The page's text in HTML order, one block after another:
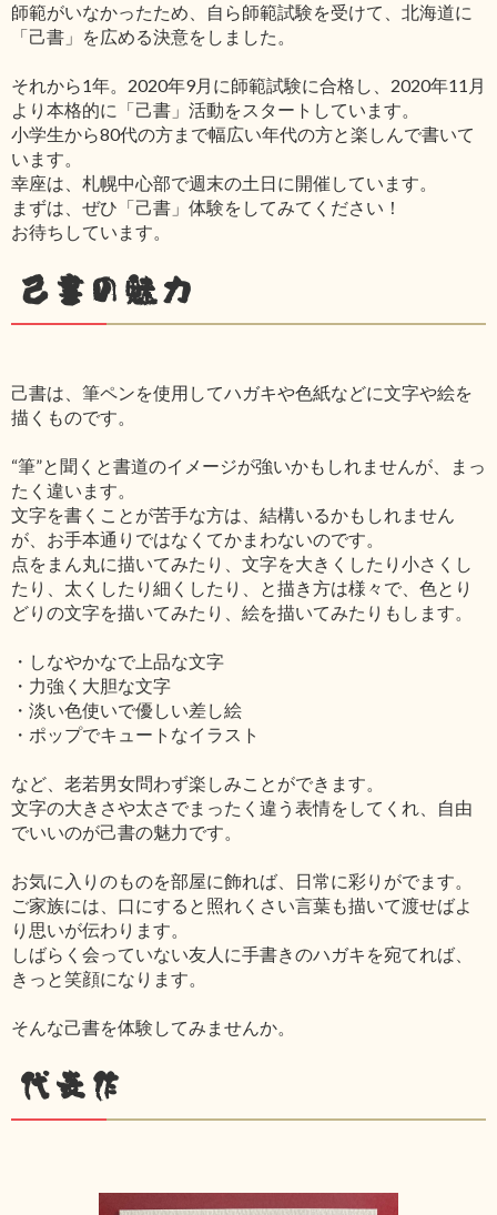
師範がいなかったため、自ら師範試験を受けて、北海道に
「己書」を広める決意をしました。
それから1年。2020年9月に師範試験に合格し、2020年11月
より本格的に「己書」活動をスタートしています。
小学生から80代の方まで幅広い年代の方と楽しんで書いて
います。
幸座は、札幌中心部で週末の土日に開催しています。
まずは、ぜひ「己書」体験をしてみてください！
お待ちしています。
己書の魅力
己書は、筆ペンを使用してハガキや色紙などに文字や絵を
描くものです。
“筆”と聞くと書道のイメージが強いかもしれませんが、まっ
たく違います。
文字を書くことが苦手な方は、結構いるかもしれません
が、お手本通りではなくてかまわないのです。
点をまん丸に描いてみたり、文字を大きくしたり小さくし
たり、太くしたり細くしたり、と描き方は様々で、色とり
どりの文字を描いてみたり、絵を描いてみたりもします。
・しなやかなで上品な文字
・力強く大胆な文字
・淡い色使いで優しい差し絵
・ポップでキュートなイラスト
など、老若男女問わず楽しみことができます。
文字の大きさや太さでまったく違う表情をしてくれ、自由
でいいのが己書の魅力です。
お気に入りのものを部屋に飾れば、日常に彩りがでます。
ご家族には、口にすると照れくさい言葉も描いて渡せばよ
り思いが伝わります。
しばらく会っていない友人に手書きのハガキを宛てれば、
きっと笑顔になります。
そんな己書を体験してみませんか。
代表作